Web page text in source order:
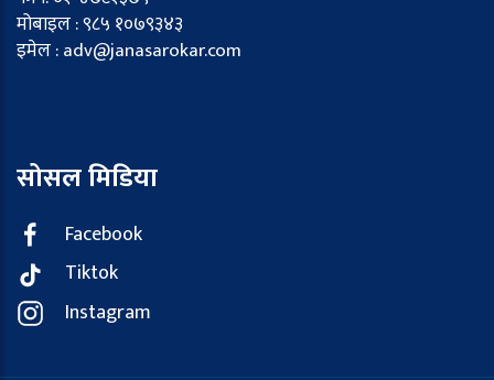
मोबाइल : ९८५ १०७९३४३
इमेल : adv@janasarokar.com
सोसल मिडिया
Facebook
Tiktok
Instagram